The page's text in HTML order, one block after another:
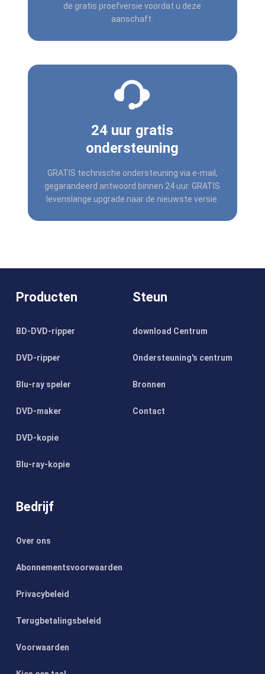
de gratis proefversie voordat u deze
aanschaft.
24 uur gratis
ondersteuning
GRATIS technische ondersteuning via e-mail,
gegarandeerd antwoord binnen 24 uur. GRATIS
levenslange upgrade naar de nieuwste versie.
Producten
BD-DVD-ripper
DVD-ripper
Blu-ray speler
DVD-maker
DVD-kopie
Blu-ray-kopie
Steun
download Centrum
Ondersteuning's centrum
Bronnen
Contact
Bedrijf
Over ons
Abonnementsvoorwaarden
Privacybeleid
Terugbetalingsbeleid
Voorwaarden